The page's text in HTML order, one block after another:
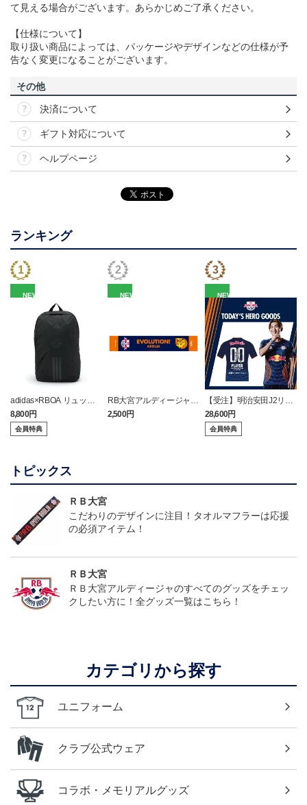
て見える場合がございます。あらかじめご了承ください。
【仕様について】
取り扱い商品によっては、パッケージやデザインなどの仕様が予
告なく変更になることがございます。
その他
決済について
ギフト対応について
ヘルプページ
ランキング
NEW
adidas×RBOA リュック
（選手着用モデル）
8,800円
会員特典
NEW
RB大宮アルディージャ
ピカチュウ タオルマフラ
ー
2,500円
NEW
【受注】明治安田J2リー
グ TODAY'S HEROユニフ
ォーム（8/8 アルビレッ
クス新潟戦）
28,600円
会員特典
トピックス
ＲＢ大宮
こだわりのデザインに注目！タオルマフラーは応援
の必須アイテム！
ＲＢ大宮
ＲＢ大宮アルディージャのすべてのグッズをチェッ
クしたい方に！全グッズ一覧はこちら！
カテゴリから探す
ユニフォーム
クラブ公式ウェア
コラボ・メモリアルグッズ